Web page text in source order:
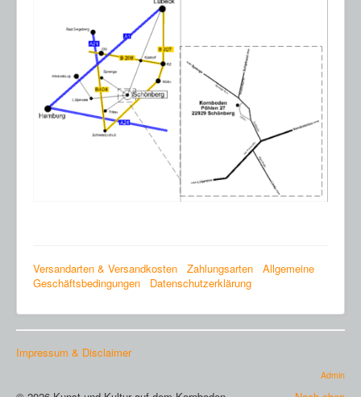
Versandarten & Versandkosten Zahlungsarten
Allgemeine
Geschäftsbedingungen
Datenschutzerklärung
Impressum & Disclaimer
Admin